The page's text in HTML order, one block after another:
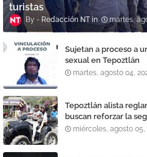
turistas
Redacción NT martes,
Sujetan a proceso a
sexual en Tepoztlán
martes, agosto 04,
Tepoztlán alista
buscan reforzar la
miércoles, agosto 05,